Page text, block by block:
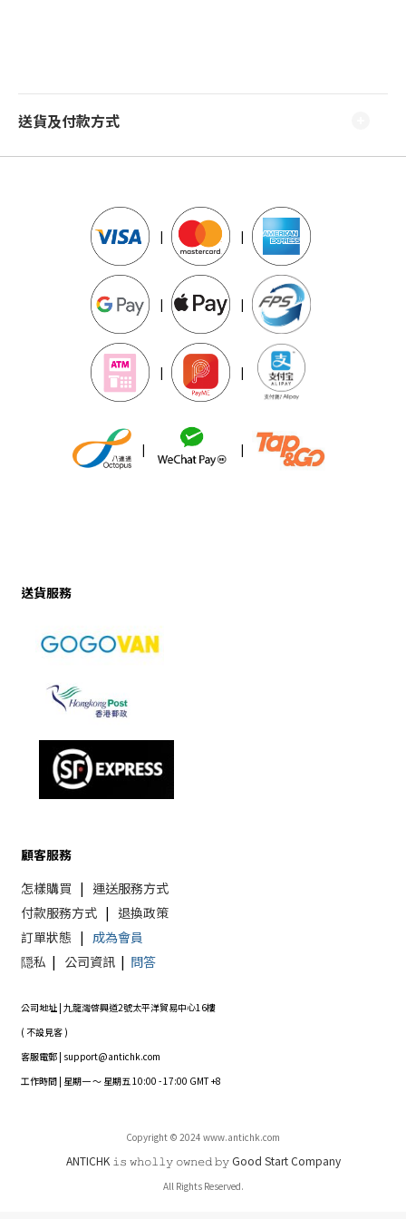
送貨及付款方式
| |
| |
| |
| |
送貨服務
顧客服務
怎樣購買 | 運送服務方式
付款服務方式 | 退換政策
訂單狀態 | 成為會員
隠私 | 公司資訊 | 問答
公司地址 | 九龍灣啓興道2號太平洋貿易中心16樓
( 不設見客 )
客服電郵 | support@antichk.com
工作時間 | 星期一 ～ 星期五 10:00 - 17:00 GMT +8
Copyright © 2024 www.antichk.com
ANTICHK 𝚒𝚜 𝚠𝚑𝚘𝚕𝚕𝚢 𝚘𝚠𝚗𝚎𝚍 𝚋𝚢 Good Start Company
All Rights Reserved.